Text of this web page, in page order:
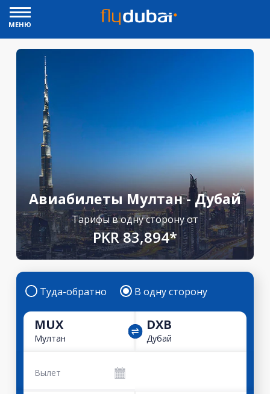
МЕНЮ
Авиабилеты Мултан - Дубай
Тарифы в одну сторону от
PKR 83,894*
Туда-обратно В одну сторону
MUX
Мултан
DXB
Дубай
Вылет